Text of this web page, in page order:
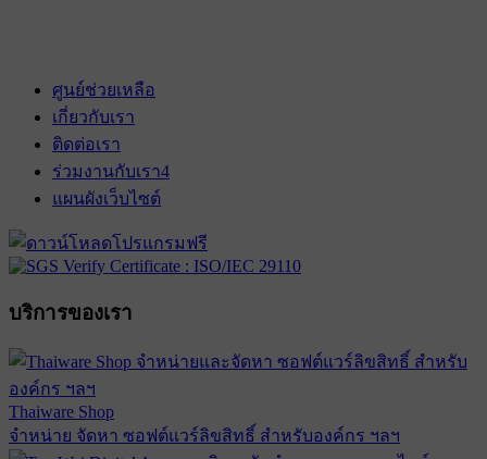
ศูนย์ช่วยเหลือ
เกี่ยวกับเรา
ติดต่อเรา
ร่วมงานกับเรา4
แผนผังเว็บไซต์
บริการของเรา
Thaiware Shop
จำหน่าย จัดหา ซอฟต์แวร์ลิขสิทธิ์ สำหรับองค์กร ฯลฯ